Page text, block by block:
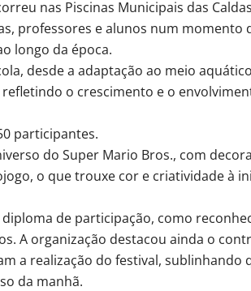
nas Piscinas Municipais das
professores e alunos num momento
longo da época.
desde a adaptação ao meio
o crescimento e o
participantes.
do Super Mario Bros., com
o que trouxe cor e criatividade à
de participação, como
A organização destacou ainda o
a realização do festival, sublinhando
da manhã.